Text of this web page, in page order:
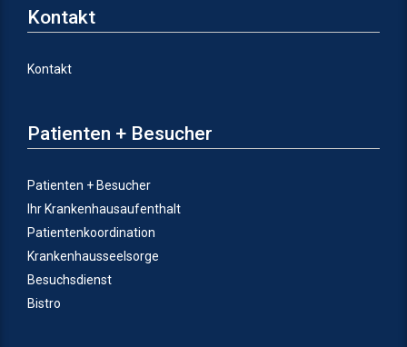
Kontakt
Kontakt
Patienten + Besucher
Patienten + Besucher
Ihr Krankenhausaufenthalt
Patientenkoordination
Krankenhausseelsorge
Besuchsdienst
Bistro